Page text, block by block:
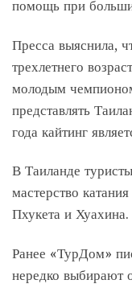
помощь при
Пресса выяснила,
трехлетнего
молодым
представлять
года кайтинг
В Таиланде
мастерство
Пхукета и
Ранее «ТурДом»
нередко выбирают